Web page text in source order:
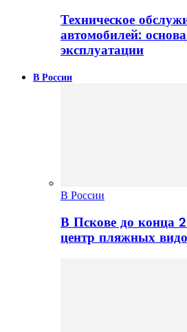
Техническое
автомобилей:
эксплуатации
В России
В России
В Пскове до конца
центр пляжных